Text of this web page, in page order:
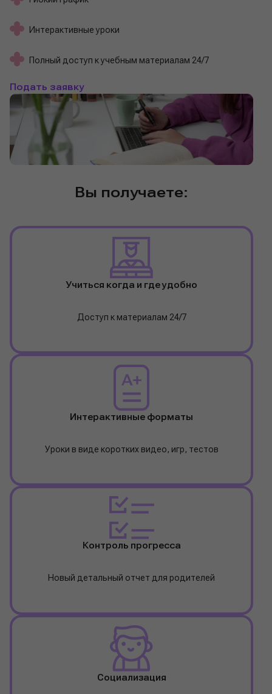
Интерактивные уроки
Полный доступ к учебным материалам 24/7
Подать заявку
Вы получаете:
Учиться когда и где удобно
Доступ к материалам 24/7
Интерактивные форматы
Уроки в виде коротких видео, игр, тестов
Контроль прогресса
Новый детальный отчет для родителей
Социализация